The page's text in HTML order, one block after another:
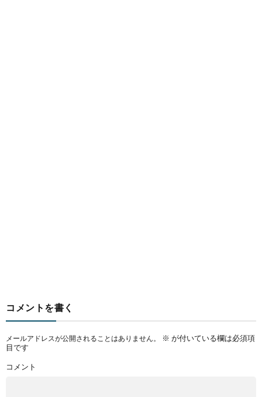
コメントを書く
メールアドレスが公開されることはありません。 ※ が付いている欄は必須項
目です
コメント